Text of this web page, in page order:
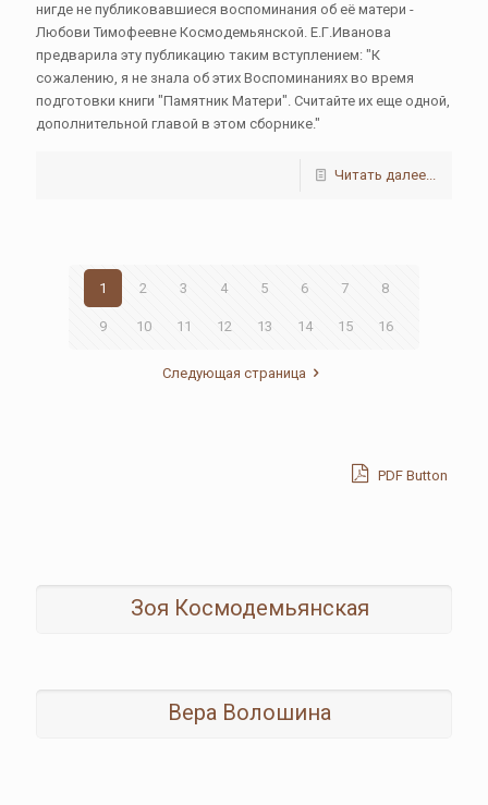
нигде не публиковавшиеся воспоминания об её матери -
Любови Тимофеевне Космодемьянской. Е.Г.Иванова
предварила эту публикацию таким вступлением: "К
сожалению, я не знала об этих Воспоминаниях во время
подготовки книги "Памятник Матери". Считайте их еще одной,
дополнительной главой в этом сборнике."
Читать далее...
1 2 3 4 5 6 7 8
9 10 11 12 13 14 15 16
Следующая страница
PDF Button
Зоя Космодемьянская
Вера Волошина